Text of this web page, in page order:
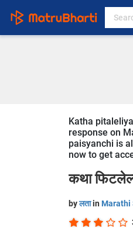
Katha
response on
paisyanchi is
now to get
कथा
byलताin Marathi